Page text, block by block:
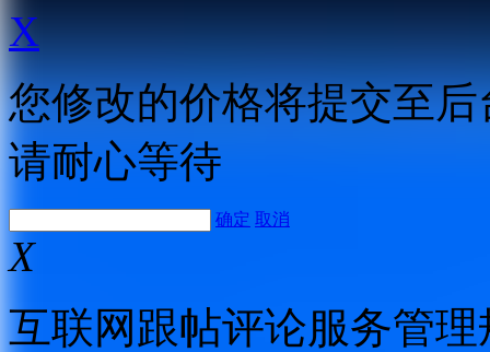
X
您修改的价格将提交至
请耐心等待
确定 取消
X
互联网跟帖评论服务管理